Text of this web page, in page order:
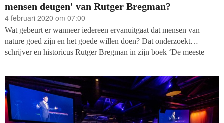
mensen deugen' van Rutger Bregman?
4 februari 2020 om 07:00
Wat gebeurt er wanneer iedereen ervanuitgaat dat mensen van
nature goed zijn en het goede willen doen? Dat onderzoekt
schrijver en historicus Rutger Bregman in zijn boek ‘De meeste
onder andere dat iets goeds doen besmettelijk werkt. Dit inspireerde
vlogger Marije van der Made van het Youtubekanaal ‘Dit gebeurt er
als’ om eind 2019 een maand lang goede daden te doen: bloed
doneren bijvoorbeeld en eten met iemand die net in Nederland is
komen wonen via stichting Welcome. Vervolgens ontstond er een